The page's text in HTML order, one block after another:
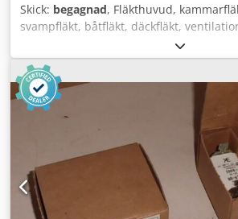
Skick: begagnad, Fläkthuvud,
svampfläkt, båtfläkt, däckfläkt,
för ventilation, ventilationskanal,
ventilationssystem, utsugningssystem,
och formstycken, jalusilucka,
svamphuvhuv Dkedpfx Aljirf Hdj Sjr -
fläkthuvud typ MTK DN 150 GL 37081-
238 x 22 mm -Antal: 1 st huva tillgänglig
Mått totalt: 500/285/H455 mm -Vikt: 35